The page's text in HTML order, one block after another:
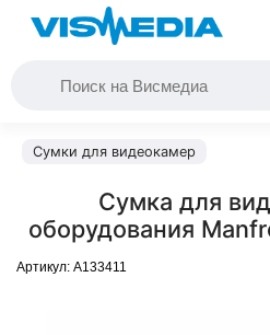
Сумки для видеокамер
Сумка для
оборудования
Артикул: A133411